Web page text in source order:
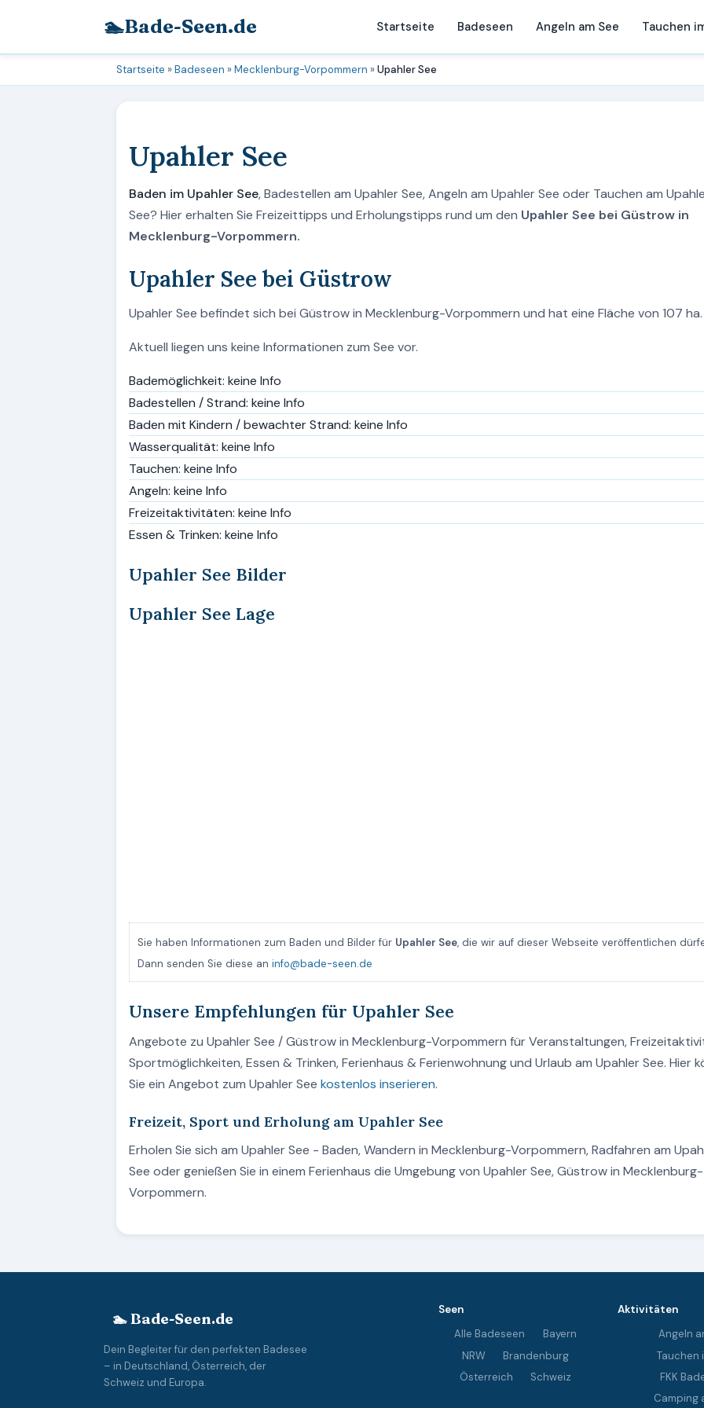
🏊Bade-Seen.de Startseite Badeseen Angeln am See Tauchen
Startseite »Badeseen »Mecklenburg-Vorpommern »Upahler See
Upahler See
Baden im Upahler See, Badestellen am Upahler See, Angeln am Upahler See oder Tauchen am
See? Hier erhalten Sie Freizeittipps und Erholungstipps rund um den Upahler See bei Güstrow in
Mecklenburg-Vorpommern.
Upahler See bei Güstrow
Upahler See befindet sich bei Güstrow in Mecklenburg-Vorpommern und hat eine Fläche von 107 ha.
Aktuell liegen uns keine Informationen zum See vor.
Bademöglichkeit: keine Info
Badestellen / Strand: keine Info
Baden mit Kindern / bewachter Strand: keine Info
Wasserqualität: keine Info
Tauchen: keine Info
Angeln: keine Info
Freizeitaktivitäten: keine Info
Essen & Trinken: keine Info
Upahler See Bilder
Upahler See Lage
Sie haben Informationen zum Baden und Bilder für Upahler See, die wir auf dieser Webseite veröffentlichen
Dann senden Sie diese an info@bade-seen.de
Unsere Empfehlungen für Upahler See
Angebote zu Upahler See / Güstrow in Mecklenburg-Vorpommern für Veranstaltungen,
Sportmöglichkeiten, Essen & Trinken, Ferienhaus & Ferienwohnung und Urlaub am Upahler See. Hier
Sie ein Angebot zum Upahler See kostenlos inserieren.
Freizeit, Sport und Erholung am Upahler See
Erholen Sie sich am Upahler See - Baden, Wandern in Mecklenburg-Vorpommern, Radfahren am
See oder genießen Sie in einem Ferienhaus die Umgebung von Upahler See, Güstrow in Mecklenburg-
Vorpommern.
🏊 Bade-Seen.de
Dein Begleiter für den perfekten Badesee
– in Deutschland, Österreich, der
Schweiz und Europa.
Seen
Alle Badeseen
Bayern
NRW
Brandenburg
Österreich
Schweiz
Aktivitäten
Angeln
Tauchen
FKK
Camping